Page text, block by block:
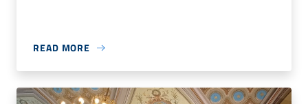
READ MORE